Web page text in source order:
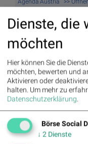
Aktien auf dem
Immobilien,
DO&CO,CPI Europe
Random Partner
Die
Dienste, die
möchten
Hier können Sie die
möchten, bewerten und
Aktivieren oder
halten. Um mehr zu
Datenschutzerklärung.
Börse Social
↓ 2 Dienste